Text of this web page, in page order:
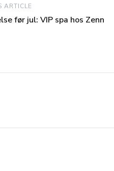
ARTICLE
før jul: VIP spa hos Zenn